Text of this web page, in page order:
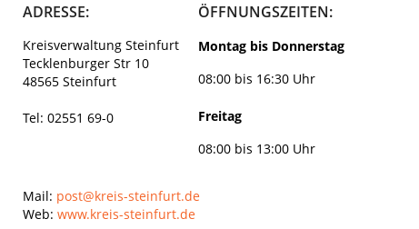
ADRESSE:
Kreisverwaltung Steinfurt
Tecklenburger Str 10
48565 Steinfurt
Tel: 02551 69-0
ÖFFNUNGSZEITEN:
Montag bis Donnerstag
08:00 bis 16:30 Uhr
Freitag
08:00 bis 13:00 Uhr
Mail: post@kreis-steinfurt.de
Web: www.kreis-steinfurt.de